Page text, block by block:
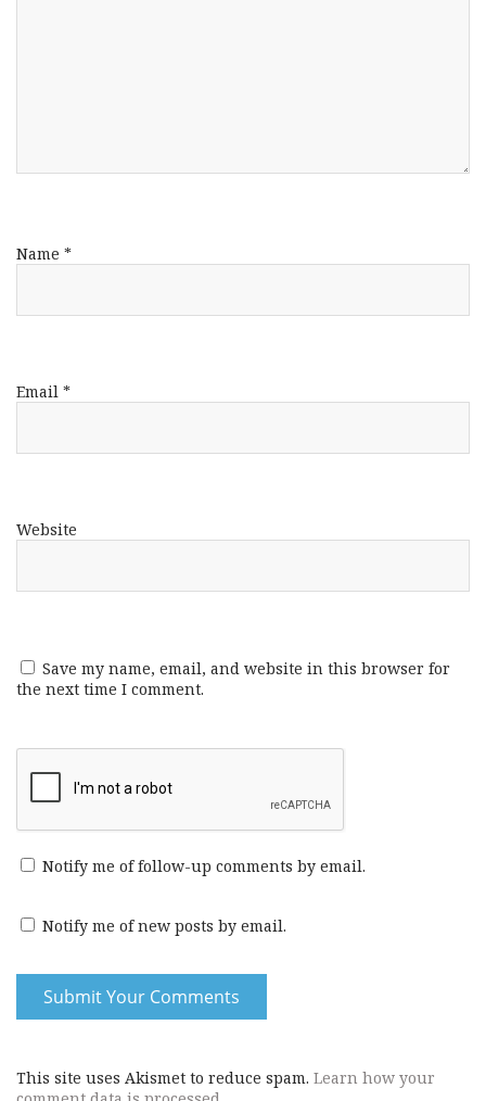
Name *
Email *
Website
Save my name, email, and website in this browser for
the next time I comment.
Notify me of follow-up comments by email.
Notify me of new posts by email.
This site uses Akismet to reduce spam. Learn how your